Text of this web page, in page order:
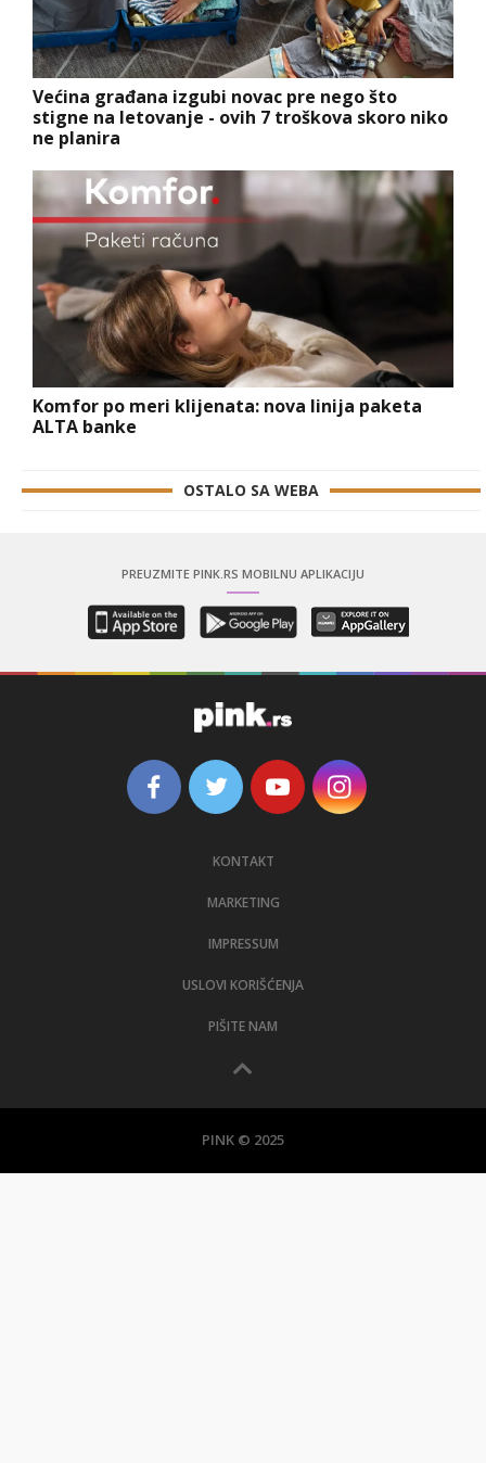
Većina građana izgubi novac pre nego što
stigne na letovanje - ovih 7 troškova skoro niko
ne planira
Komfor po meri klijenata: nova linija paketa
ALTA banke
OSTALO SA WEBA
PREUZMITE PINK.RS MOBILNU APLIKACIJU
KONTAKT
MARKETING
IMPRESSUM
USLOVI KORIŠĆENJA
PIŠITE NAM
PINK © 2025